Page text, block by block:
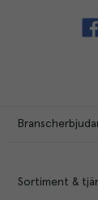
Sortiment &